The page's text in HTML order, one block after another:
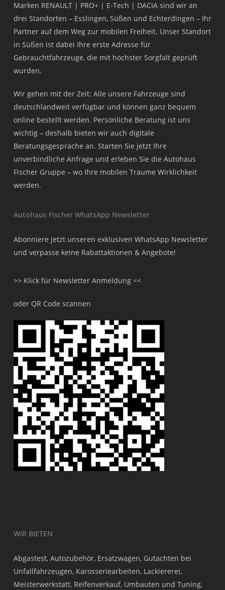
Marken RENAULT | PRO+ | E-Tech | DACIA sind wir an
drei Standorten – Esslingen, Süßen und Echterdingen – Ihr
Partner auf dem Weg zur mobilen Freiheit. Unser Standort
in Süßen ist dabei Ihre erste Adresse für
Gebrauchtfahrzeuge, die mit höchster Sorgfalt geprüft
wurden.
Wir gehen mit der Zeit: Alle unsere Fahrzeuge sind
deutschlandweit verfügbar und können ganz bequem
online bestellt werden. Persönliche Beratung ist uns
wichtig – deshalb bieten wir auch digitale
Beratungsgespräche an. Starten Sie jetzt Ihre
unverbindliche Anfrage und erleben Sie die Autohaus
Fischer Gruppe – wo Ihre mobilen Träume Wirklichkeit
werden.
Autohaus Fischer WhatsApp Newsletter
Abonniere jetzt unseren exklusiven WhatsApp Newsletter
und verpasse keine Rabattaktionen & Angebote!
>> Klick für Newsletter Anmeldung <<
oder QR Code scannen
WIR BIETEN
Abgastest, Autozubehör, Ersatzwagen, Gutachten bei
Unfallfahrzeugen, Karosseriearbeiten, Lackiererei,
Meisterwerkstatt, Reifenverkauf, Umbauten und Tuning,